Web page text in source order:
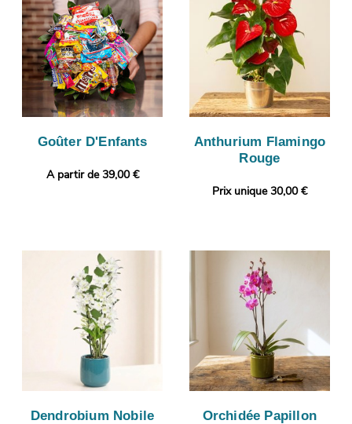
Goûter D'Enfants
A partir de 39,00 €
Anthurium Flamingo
Rouge
Prix unique 30,00 €
Dendrobium Nobile Orchidée Papillon